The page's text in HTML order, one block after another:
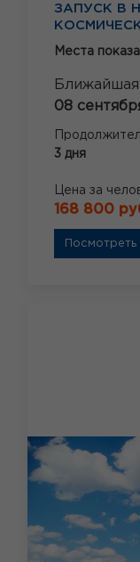
ЗАПУСК В
Места
Ближайшая
08
3 дня
Цена за
168 800
Посмотреть